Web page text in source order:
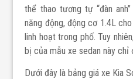
thể thao tương tự “đàn
năng động, động cơ 1.4L
linh hoạt trong phố. Tuy
bị của mẫu xe sedan này chỉ
Dưới đây là bảng giá xe Kia